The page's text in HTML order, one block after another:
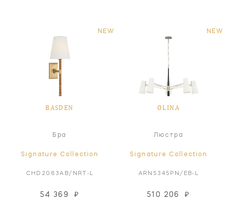
NEW
BASDEN
Бра
Signature Collection
CHD2083AB/NRT-L
54 369 ₽
NEW
OLINA
Люстра
Signature Collection
ARN5345PN/EB-L
510 206 ₽